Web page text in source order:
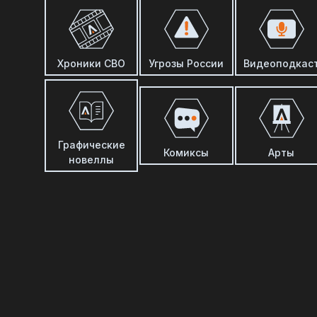
Хроники СВО Угрозы России
Графические
новеллы
Комиксы Арты